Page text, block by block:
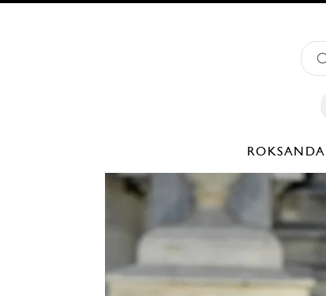
ROKSANDA